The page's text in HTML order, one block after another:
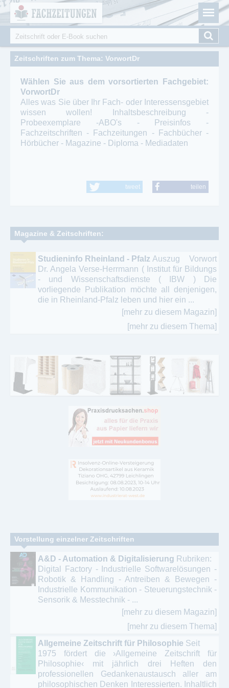
Fachzeitungen.de - Das unabhängige Portal für
Fachmagazine Fachpublikationen & eBooks
Suchformular
Suche
Zeitschriften zum Thema: VorwortDr
Wählen Sie aus dem vorsortierten Fachgebiet:
VorwortDr
Alles was Sie über Ihr Fach- oder Interessensgebiet
wissen wollen! Inhaltsbeschreibung -
Probeexemplare -ABO's - Preisinfos -
Fachzeitschriften - Fachzeitungen - Fachbücher -
Hörbücher - Magazine - Diploma - Mediadaten
tweet teilen
Magazine & Zeitschriften:
Studieninfo Rheinland - Pfalz Auszug Vorwort
Dr. Angela Verse-Herrmann ( Institut für Bildungs
- und Wissenschaftsdienste ( IBW ) Die
vorliegende Publikation möchte all denjenigen,
die in Rheinland-Pfalz leben und hier ein ...
[mehr zu diesem Magazin]
[mehr zu diesem Thema]
Vorstellung einzelner Zeitschriften
A&D - Automation & Digitalisierung Rubriken:
Digital Factory - Industrielle Softwarelösungen -
Robotik & Handling - Antreiben & Bewegen -
Industrielle Kommunikation - Steuerungstechnik -
Sensorik & Messtechnik - ...
[mehr zu diesem Magazin]
[mehr zu diesem Thema]
Allgemeine Zeitschrift für Philosophie Seit
1975 fördert die ›Allgemeine Zeitschrift für
Philosophie‹ mit jährlich drei Heften den
professionellen Gedankenaustausch aller am
philosophischen Denken Interessierten. Inhaltlich
Cookie-Einstellungen